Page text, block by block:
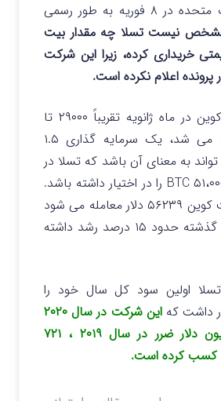
اوراق بهادار ایالات متحده در ۸ فوریه به طور رسمی
نیست تسلا چه مقدار بیت
خریداری کرده، زیرا این شرکت
پرونده اعلام نکرده است.
از آنجا که بیت کوین در ماه ژانویه تقریباً ۲۹۰۰۰ تا
۳۷،۰۰۰ دلار ترید می شد، یک سرمایه گذاری ۱.۵
به معنای آن باشد که تسلا در
حدود ۴۰،۰۰۰ تا ۵۱،۰۰۰ BTC را در اختیار داشته باشد.
در حال حاضر بیت کوین ۵۶۲۳۹ دلار معامله می شود
که طی هفت روز گذشته حدود ۱۵ درصد رشد داشته
تسلا اولین سود کل سال خود را
داشت که
این شرکت در سال ۲۰۲۰
پس از ۸۶۲ میلیون دلار ضرر در سال ۲۰۱۹ ، ۷۲۱
کسب کرده است.